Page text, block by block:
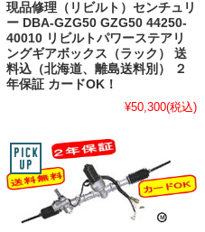
現品修理（リビルト）センチュリ
ー DBA-GZG50 GZG50 44250-
40010 リビルトパワーステアリ
ングギアボックス（ラック） 送
料込（北海道、離島送料別） ２
年保証 カードOK！
¥50,300(税込)